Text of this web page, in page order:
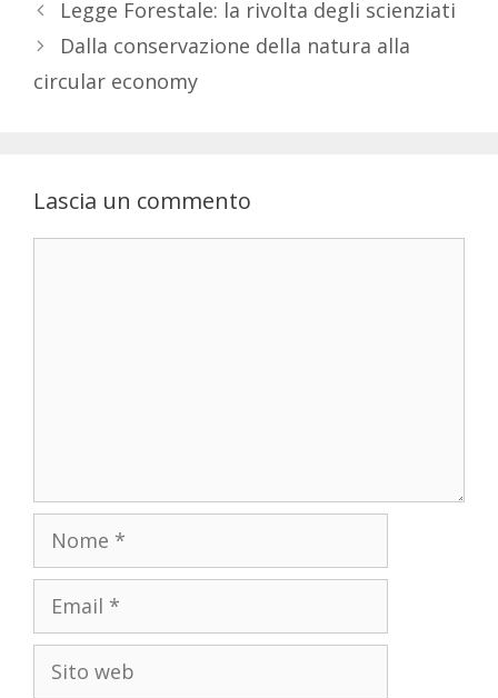
Legge Forestale: la rivolta degli scienziati
Dalla conservazione della natura alla
circular economy
Lascia un commento